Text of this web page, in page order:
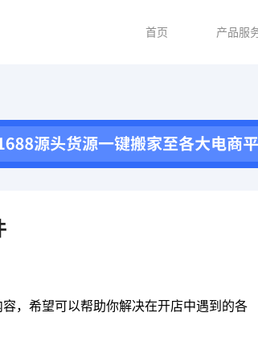
首页 产品服
，希望可以帮助你解决在开店中遇到的各